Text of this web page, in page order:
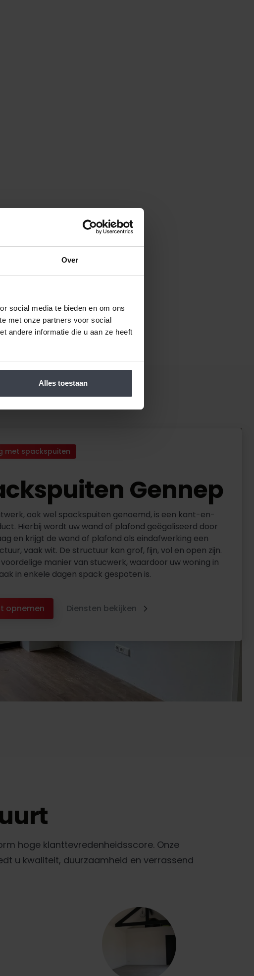
Over
social media te bieden en om ons
met onze partners voor social
andere informatie die u aan ze heeft
Alles toestaan
met spackspuiten
Gennep
ook wel spackspuiten genoemd, is een kant-en-
Hierbij wordt uw wand of plafond geëgaliseerd door
en krijgt de wand of plafond als eindafwerking een
vaak wit. De structuur kan grof, fijn, vol en open zijn.
voordelige manier van stucwerk, waardoor uw woning in
in enkele dagen spack gespoten is.
opnemen Diensten bekijken
hoge klanttevredenheidsscore. Onze
u kwaliteit, duurzaamheid en verrassend